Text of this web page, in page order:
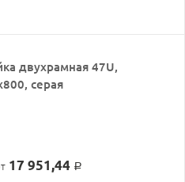
двухрамная 47U,
серая
17 951,44 Р